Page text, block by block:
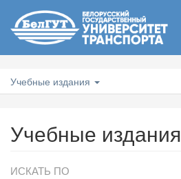
Учебные издания
Учебные издания
ИСКАТЬ ПО